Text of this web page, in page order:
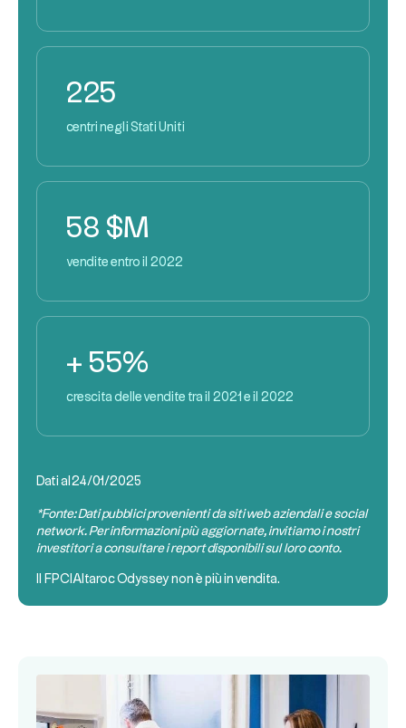
225
centri negli Stati Uniti
58 $M
vendite entro il 2022
+ 55%
crescita delle vendite tra il 2021 e il 2022
Dati al 24/01/2025
*Fonte: Dati pubblici provenienti da siti web aziendali e social
network. Per informazioni più aggiornate, invitiamo i nostri
investitori a consultare i report disponibili sul loro conto.
FPCI Altaroc Odyssey non è più in vendita.